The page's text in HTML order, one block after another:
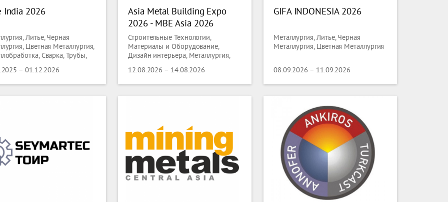
India 2026
Литье, Черная
Цветная Металлургия,
Сварка, Трубы,
– 01.12.2026
Asia Metal Building Expo
2026 - MBE Asia 2026
Строительные Технологии,
Материалы и Оборудование,
Дизайн интерьера, Металлургия,
Цветная Металлургия,
12.08.2026 – 14.08.2026
GIFA INDONESIA 2026
Металлургия, Литье, Черная
Металлургия, Цветная Металлургия
08.09.2026 – 11.09.2026